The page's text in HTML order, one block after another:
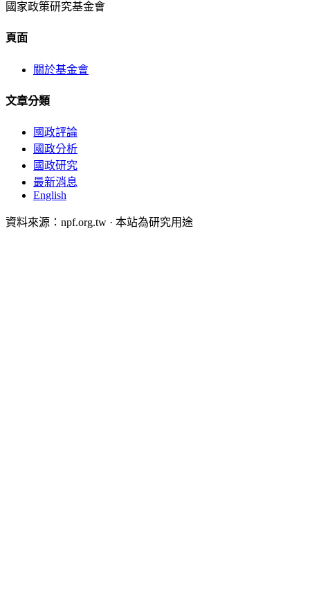
國家政策研究基金會
頁面
關於基金會
文章分類
國政評論
國政分析
國政研究
最新消息
English
資料來源：npf.org.tw · 本站為研究用途